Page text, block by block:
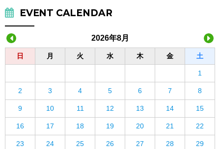
EVENT CALENDAR
2026年8月
日 月 火 水 木 金 土
1
2 3 4 5 6 7 8
9 10 11 12 13 14 15
16 17 18 19 20 21 22
23 24 25 26 27 28 29